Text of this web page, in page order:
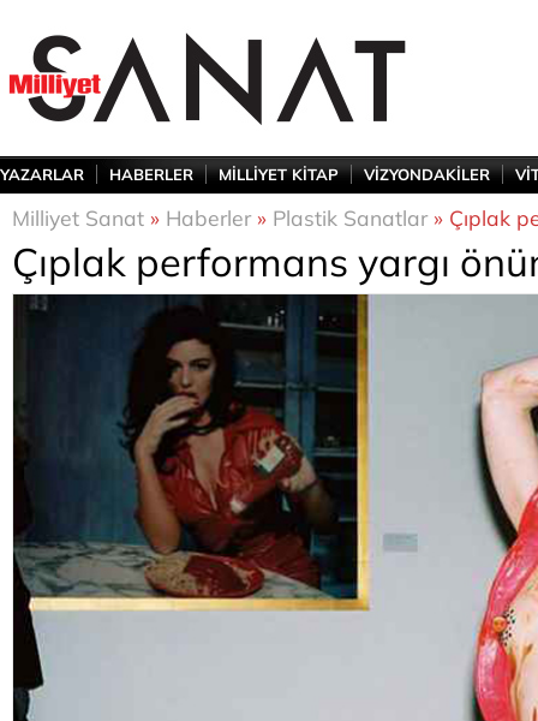
YAZARLAR HABERLER MİLLİYET KİTAP VİZYONDAKİLER
Milliyet Sanat » Haberler» Plastik Sanatlar» Çıplak
Çıplak performans yargı